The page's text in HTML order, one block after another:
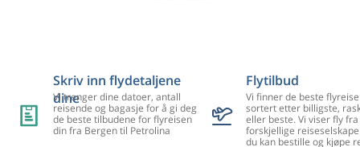
Skriv inn flydetaljene
dine
Vi trenger dine datoer, antall
reisende og bagasje for å gi deg
de beste tilbudene for flyreisen
din fra Bergen til Petrolina
Flytilbud
Vi finner de beste
sortert etter billigste,
eller beste. Vi viser fly
forskjellige
du kan bestille og kjøpe